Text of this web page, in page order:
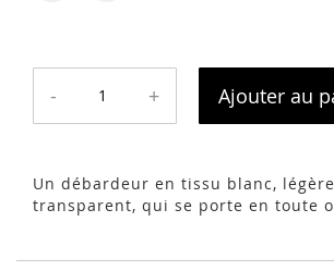
- + Ajouter au
Un débardeur en tissu blanc,
transparent, qui se porte en toute